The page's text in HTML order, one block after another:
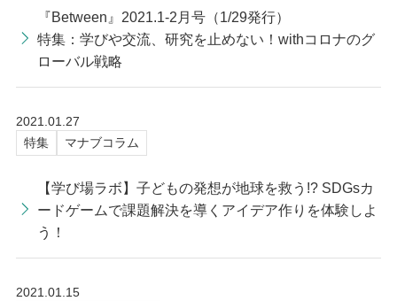
『Between』2021.1-2月号（1/29発行）
特集：学びや交流、研究を止めない！withコロナのグ
ローバル戦略
2021.01.27
特集
マナブコラム
【学び場ラボ】子どもの発想が地球を救う!? SDGsカ
ードゲームで課題解決を導くアイデア作りを体験しよ
う！
2021.01.15